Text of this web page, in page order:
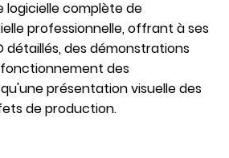
logicielle complète de
professionnelle, offrant à ses
détaillés, des démonstrations
des
présentation visuelle des
de production.